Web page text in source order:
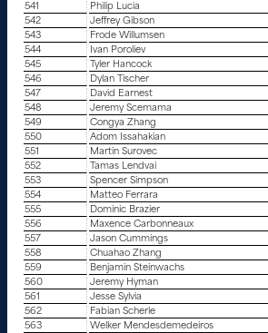
541
Philip Lucia
542
Jeffrey Gibson
543
Frode Willumsen
544
Ivan Poroliev
545
Tyler Hancock
546
Dylan Tischer
547
David Earnest
548
Jeremy Scemama
549
Congya Zhang
550
Adom Issahakian
551
Martin Surovec
552
Tamas Lendvai
553
Spencer Simpson
554
Matteo Ferrara
555
Dominic Brazier
556
Maxence Carbonneaux
557
Jason Cummings
558
Chuahao Zhang
559
Benjamin Steinwachs
560
Jeremy Hyman
561
Jesse Sylvia
562
Fabian Scherle
563
Welker Mendesdemedeiros